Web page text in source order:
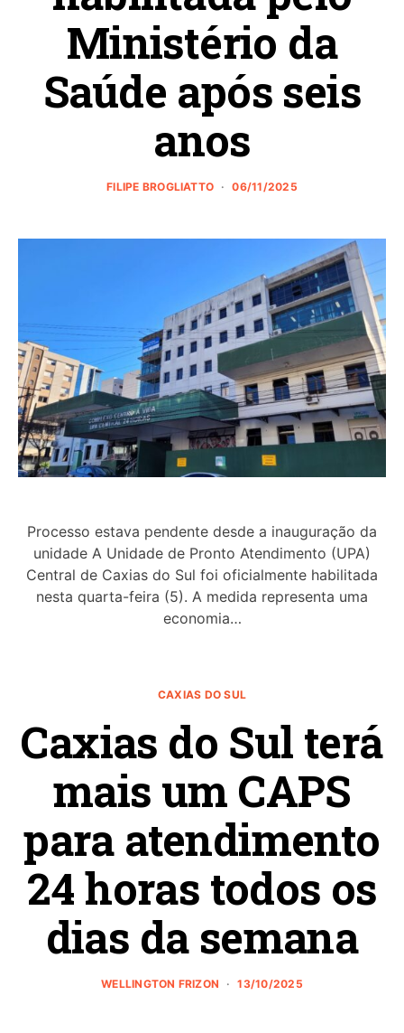
Ministério da
Saúde após seis
anos
FILIPE BROGLIATTO 06/11/2025
Processo estava pendente desde a inauguração da
unidade A Unidade de Pronto Atendimento (UPA)
Central de Caxias do Sul foi oficialmente habilitada
nesta quarta-feira (5). A medida representa uma
economia…
CAXIAS DO SUL
Caxias do Sul terá
mais um CAPS
para atendimento
24 horas todos os
dias da semana
WELLINGTON FRIZON 13/10/2025